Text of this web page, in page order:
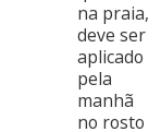
na praia,
deve ser
aplicado
pela
manhã
no rosto